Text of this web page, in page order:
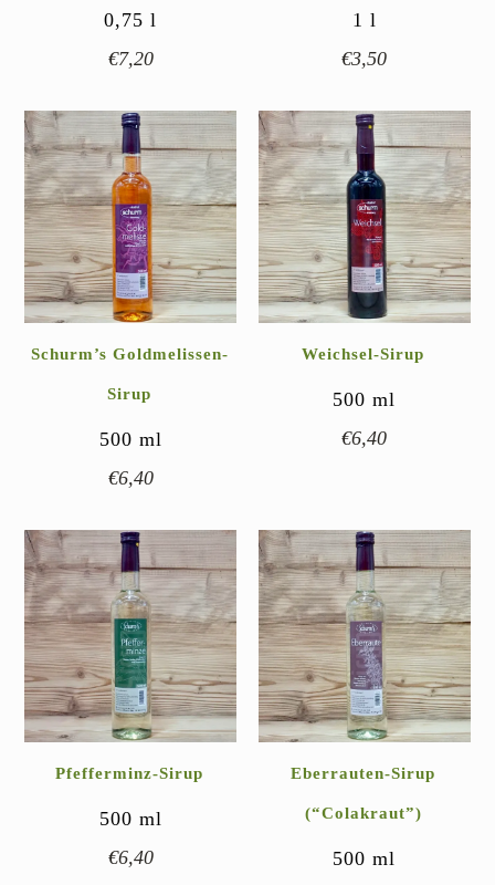
0,75l
€7,20
1 l
€3,50
Schurm’s Goldmelissen-
Sirup
500 ml
€6,40
Weichsel-Sirup
500ml
€6,40
Pfefferminz-Sirup
500 ml
€6,40
Eberrauten-Sirup
(“Colakraut”)
500ml